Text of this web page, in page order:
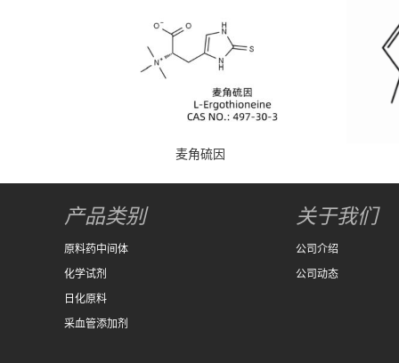
麦角硫因
产品类别
原料药中间体
化学试剂
日化原料
采血管添加剂
关于我们
公司介绍
公司动态